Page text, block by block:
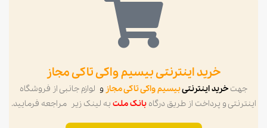
خرید اینترنتی بیسیم واکی تاکی مجاز
جهت خرید اینترنتیبیسیم واکی تاکی مجاز و لوازم جانبی از فروشگاه
اینترنتی و پرداخت از طریق درگاهبانک ملت به لینک زیر مراجعه فرمایید.